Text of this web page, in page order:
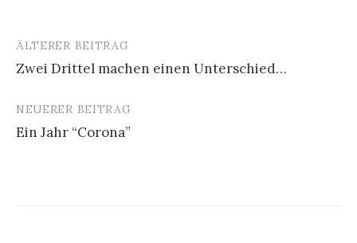
e
ÄLTERER BEITRAG
Zwei Drittel machen einen Unterschied…
NEUERER BEITRAG
Ein Jahr “Corona”